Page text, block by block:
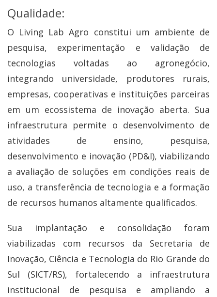
Qualidade:
O Living Lab Agro constitui um ambiente de
pesquisa, experimentação e validação de
tecnologias voltadas ao agronegócio,
integrando universidade, produtores rurais,
empresas, cooperativas e instituições parceiras
em um ecossistema de inovação aberta. Sua
infraestrutura permite o desenvolvimento de
atividades de ensino, pesquisa,
desenvolvimento e inovação (PD&I), viabilizando
a avaliação de soluções em condições reais de
uso, a transferência de tecnologia e a formação
de recursos humanos altamente qualificados.
Sua implantação e consolidação foram
viabilizadas com recursos da Secretaria de
Inovação, Ciência e Tecnologia do Rio Grande do
Sul (SICT/RS), fortalecendo a infraestrutura
institucional de pesquisa e ampliando a